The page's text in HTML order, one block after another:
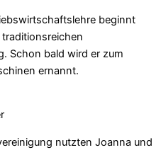
beginnt
traditionsreichen
Schon bald wird er zum
ernannt.
nutzten Joanna und